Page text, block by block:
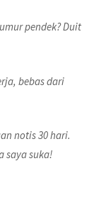
pendek? Duit
bebas dari
notis 30 hari.
saya suka!